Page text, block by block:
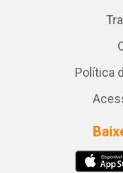
Política